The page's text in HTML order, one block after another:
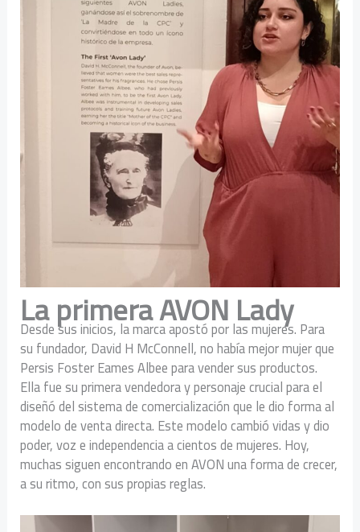
La primera AVON Lady
Desde sus inicios, la marca apostó por las mujeres. Para
su fundador, David H McConnell, no había mejor mujer que
Persis Foster Eames Albee para vender sus productos.
Ella fue su primera vendedora y personaje crucial para el
diseñó del sistema de comercialización que le dio forma al
modelo de venta directa. Este modelo cambió vidas y dio
poder, voz e independencia a cientos de mujeres. Hoy,
muchas siguen encontrando en AVON una forma de crecer,
a su ritmo, con sus propias reglas.